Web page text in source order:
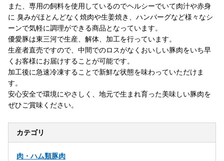
また、専用の飼料を使用しているのでヘルシーでいて肉汁や赤身
に 臭みがほとんどなく焼肉や生姜焼き、ハンバーグなど様々なシ
ーンで気軽に調理ができる商品となっています。
優愛豚は東三河で生産、解体、加工を行っています。
生産者直売ですので、中間でのロスがなくおいしい豚肉をいち早
くお客様にお届けすることが可能です。
加工後に急速冷凍することで新鮮な状態を味わっていただけま
す。
安心安全で環境にやさしく、地元で生まれ育った美味しい豚肉を
ぜひご賞味ください。
カテゴリ
肉・ハム類豚肉